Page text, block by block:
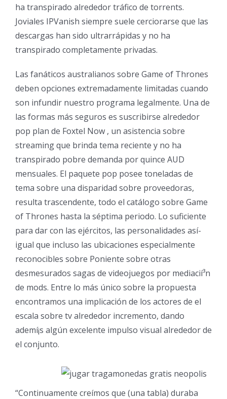
ha transpirado alrededor tráfico de torrents.
Joviales IPVanish siempre suele cerciorarse que las
descargas han sido ultrarrápidas y no ha
transpirado completamente privadas.
Las fanáticos australianos sobre Game of Thrones
deben opciones extremadamente limitadas cuando
son infundir nuestro programa legalmente. Una de
las formas más seguros es suscribirse alrededor
pop plan de Foxtel Now , un asistencia sobre
streaming que brinda tema reciente y no ha
transpirado pobre demanda por quince AUD
mensuales. El paquete pop posee toneladas de
tema sobre una disparidad sobre proveedoras,
resulta trascendente, todo el catálogo sobre Game
of Thrones hasta la séptima periodo. Lo suficiente
para dar con las ejércitos, las personalidades así­
igual que incluso las ubicaciones especialmente
reconocibles sobre Poniente sobre otras
desmesurados sagas de videojuegos por mediacií³n
de mods. Entre lo más único sobre la propuesta
encontramos una implicación de los actores de el
escala sobre tv alrededor incremento, dando
ademí¡s algún excelente impulso visual alrededor de
el conjunto.
“Continuamente creímos que (una tabla) duraba